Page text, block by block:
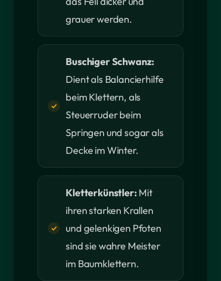
grauer werden.
Buschiger Schwanz:
Dient als Balancierhilfe
beim Klettern, als
Steuerruder beim
Springen und sogar als
Decke im Winter.
Kletterkünstler: Mit
ihren starken Krallen
und gelenkigen Pfoten
sind sie wahre Meister
im Baumklettern.